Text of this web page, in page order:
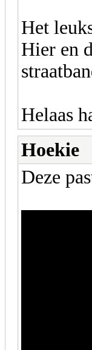
Het
Hier en
Helaas
Hoekie
Deze